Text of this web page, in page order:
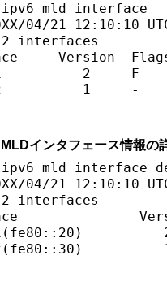
ipv6 mld interface
04/21 12:10:10
interfaces
Version
2     F
1     -
インタフェース情報の
ipv6 mld interface
04/21 12:10:10
interfaces